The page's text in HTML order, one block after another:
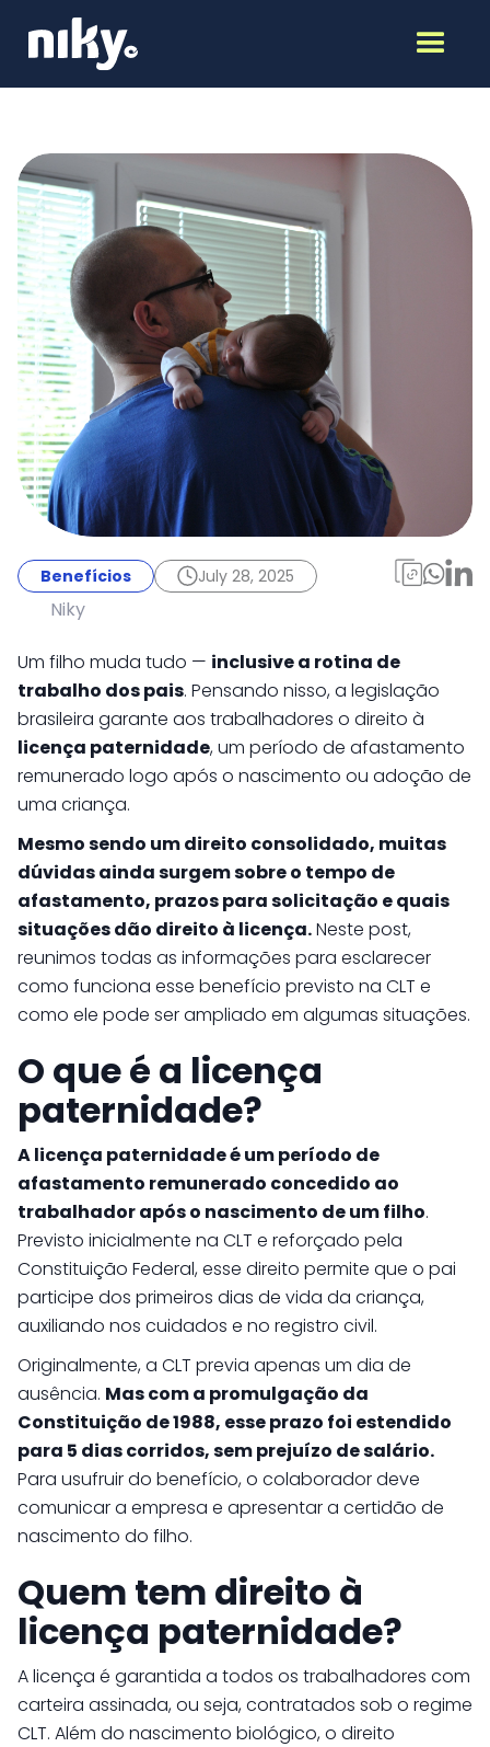
Licença paternidade:
todos os detalhes e
regras da CLT
Benefícios July 28, 2025
Niky
Um filho muda tudo — inclusive a rotina de
trabalho dos pais. Pensando nisso, a legislação
brasileira garante aos trabalhadores o direito à
licença paternidade, um período de afastamento
remunerado logo após o nascimento ou adoção de
uma criança.
Mesmo sendo um direito consolidado, muitas
dúvidas ainda surgem sobre o tempo de
afastamento, prazos para solicitação e quais
situações dão direito à licença.Neste post,
reunimos todas as informações para esclarecer
como funciona esse benefício previsto na CLT e
como ele pode ser ampliado em algumas situações.
O que é a licença
paternidade?
A licença paternidade é um período de
afastamento remunerado concedido ao
trabalhador após o nascimento de um filho.
Previsto inicialmente na CLT e reforçado pela
Constituição Federal, esse direito permite que o pai
participe dos primeiros dias de vida da criança,
auxiliando nos cuidados e no registro civil.
Originalmente, a CLT previa apenas um dia de
ausência. Mas com a promulgação da
Constituição de 1988, esse prazo foi estendido
para 5 dias corridos, sem prejuízo de salário.
Para usufruir do benefício, o colaborador deve
comunicar a empresa e apresentar a certidão de
nascimento do filho.
Quem tem direito à
licença paternidade?
A licença é garantida a todos os trabalhadores com
carteira assinada, ou seja, contratados sob o regime
CLT. Além do nascimento biológico, o direito